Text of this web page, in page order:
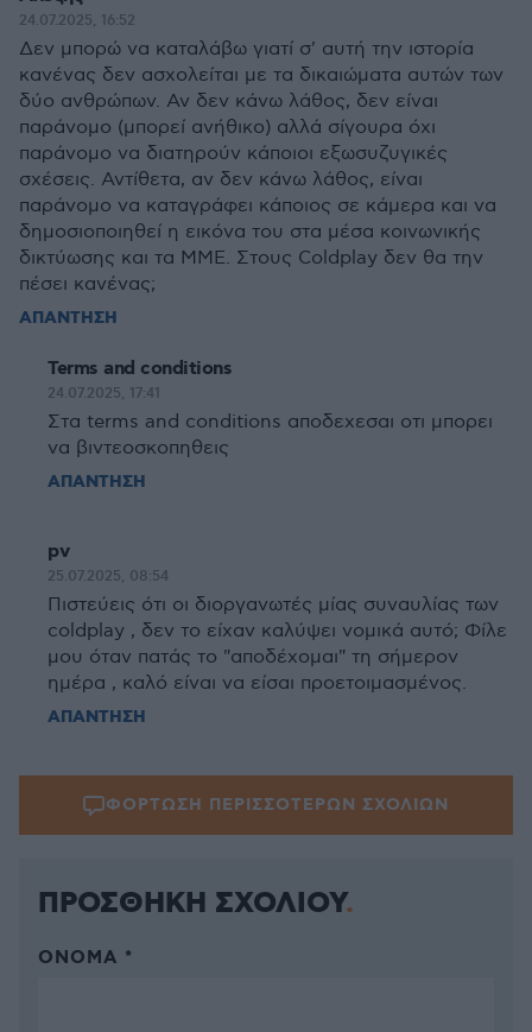
24.07.2025, 16:52
Δεν μπορώ να καταλάβω γιατί σ' αυτή την ιστορία
κανένας δεν ασχολείται με τα δικαιώματα αυτών των
δύο ανθρώπων. Αν δεν κάνω λάθος, δεν είναι
παράνομο (μπορεί ανήθικο) αλλά σίγουρα όχι
παράνομο να διατηρούν κάποιοι εξωσυζυγικές
σχέσεις. Αντίθετα, αν δεν κάνω λάθος, είναι
παράνομο να καταγράφει κάποιος σε κάμερα και να
δημοσιοποιηθεί η εικόνα του στα μέσα κοινωνικής
δικτύωσης και τα ΜΜΕ. Στους Coldplay δεν θα την
πέσει κανένας;
ΑΠΑΝΤΗΣΗ
Terms and conditions
24.07.2025, 17:41
Στα terms and conditions αποδεχεσαι οτι μπορει
να βιντεοσκοπηθεις
ΑΠΑΝΤΗΣΗ
pv
25.07.2025, 08:54
Πιστεύεις ότι οι διοργανωτές μίας συναυλίας των
coldplay , δεν το είχαν καλύψει νομικά αυτό; Φίλε
μου όταν πατάς το "αποδέχομαι" τη σήμερον
ημέρα , καλό είναι να είσαι προετοιμασμένος.
ΑΠΑΝΤΗΣΗ
ΦΟΡΤΩΣΗ ΠΕΡΙΣΣΟΤΕΡΩΝ ΣΧΟΛΙΩΝ
ΠΡΟΣΘΗΚΗ ΣΧΟΛΙΟΥ
ΌΝΟΜΑ *